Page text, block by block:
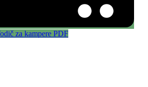
za kampere PDF